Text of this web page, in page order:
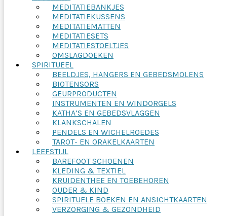
MEDITATIEBANKJES
MEDITATIEKUSSENS
MEDITATIEMATTEN
MEDITATIESETS
MEDITATIESTOELTJES
OMSLAGDOEKEN
SPIRITUEEL
BEELDJES, HANGERS EN GEBEDSMOLENS
BIOTENSORS
GEURPRODUCTEN
INSTRUMENTEN EN WINDORGELS
KATHA’S EN GEBEDSVLAGGEN
KLANKSCHALEN
PENDELS EN WICHELROEDES
TAROT- EN ORAKELKAARTEN
LEEFSTIJL
BAREFOOT SCHOENEN
KLEDING & TEXTIEL
KRUIDENTHEE EN TOEBEHOREN
OUDER & KIND
SPIRITUELE BOEKEN EN ANSICHTKAARTEN
VERZORGING & GEZONDHEID